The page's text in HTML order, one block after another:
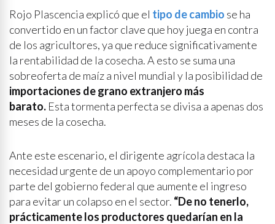
Rojo Plascencia explicó que el tipo de cambio se ha
convertido en un factor clave que hoy juega en contra
de los agricultores, ya que reduce significativamente
la rentabilidad de la cosecha. A esto se suma una
sobreoferta de maíz a nivel mundial y la posibilidad de
importaciones de grano extranjero más
barato. Esta tormenta perfecta se divisa a apenas dos
meses de la cosecha.
Ante este escenario, el dirigente agrícola destaca la
necesidad urgente de un apoyo complementario por
parte del gobierno federal que aumente el ingreso
para evitar un colapso en el sector. “De no tenerlo,
prácticamente los productores quedarían en la